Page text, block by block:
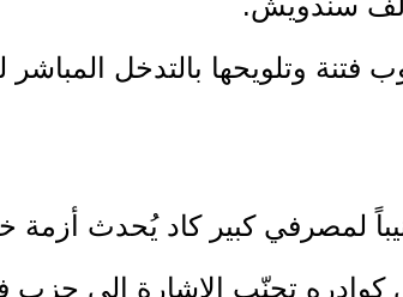
وتلويحها بالتدخل
لمصرفي كبير كاد يُحدث أزمة
تجنّب الإشارة إلى حزب